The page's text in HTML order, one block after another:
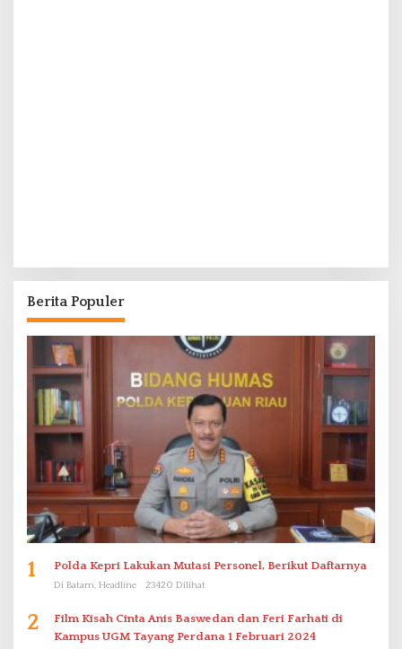
Berita Populer
1 Polda Kepri Lakukan Mutasi Personel, Berikut Daftarnya
Di Batam, Headline 23420 Dilihat
2
Film Kisah Cinta Anis Baswedan dan Feri Farhati di
Kampus UGM Tayang Perdana 1 Februari 2024